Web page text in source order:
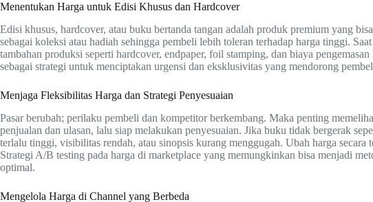
Menentukan Harga untuk Edisi Khusus dan Hardcover
Edisi khusus, hardcover, atau buku bertanda tangan adalah produk premium yang
sebagai koleksi atau hadiah sehingga pembeli lebih toleran terhadap harga tinggi.
tambahan produksi seperti hardcover, endpaper, foil stamping, dan biaya
sebagai strategi untuk menciptakan urgensi dan eksklusivitas yang mendorong
Menjaga Fleksibilitas Harga dan Strategi Penyesuaian
Pasar berubah; perilaku pembeli dan kompetitor berkembang. Maka penting
penjualan dan ulasan, lalu siap melakukan penyesuaian. Jika buku tidak bergerak
terlalu tinggi, visibilitas rendah, atau sinopsis kurang menggugah. Ubah harga secara
Strategi A/B testing pada harga di marketplace yang memungkinkan bisa menjadi
optimal.
Mengelola Harga di Channel yang Berbeda